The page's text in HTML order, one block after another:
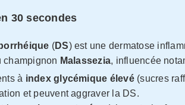
30 secondes
(DS) est une dermatose
champignon Malassezia, influencée
à index glycémique élevé(sucres
et peuvent aggraver la DS.